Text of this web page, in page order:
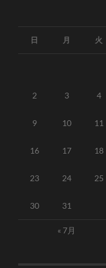
日 月 火
2 3 4
9 10 11
16 17 18
23 24 25
30 31
« 7月